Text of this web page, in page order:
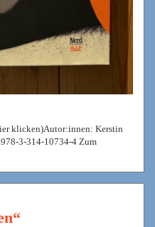
klicken)Autor:innen: Kerstin
3-314-10734-4 Zum